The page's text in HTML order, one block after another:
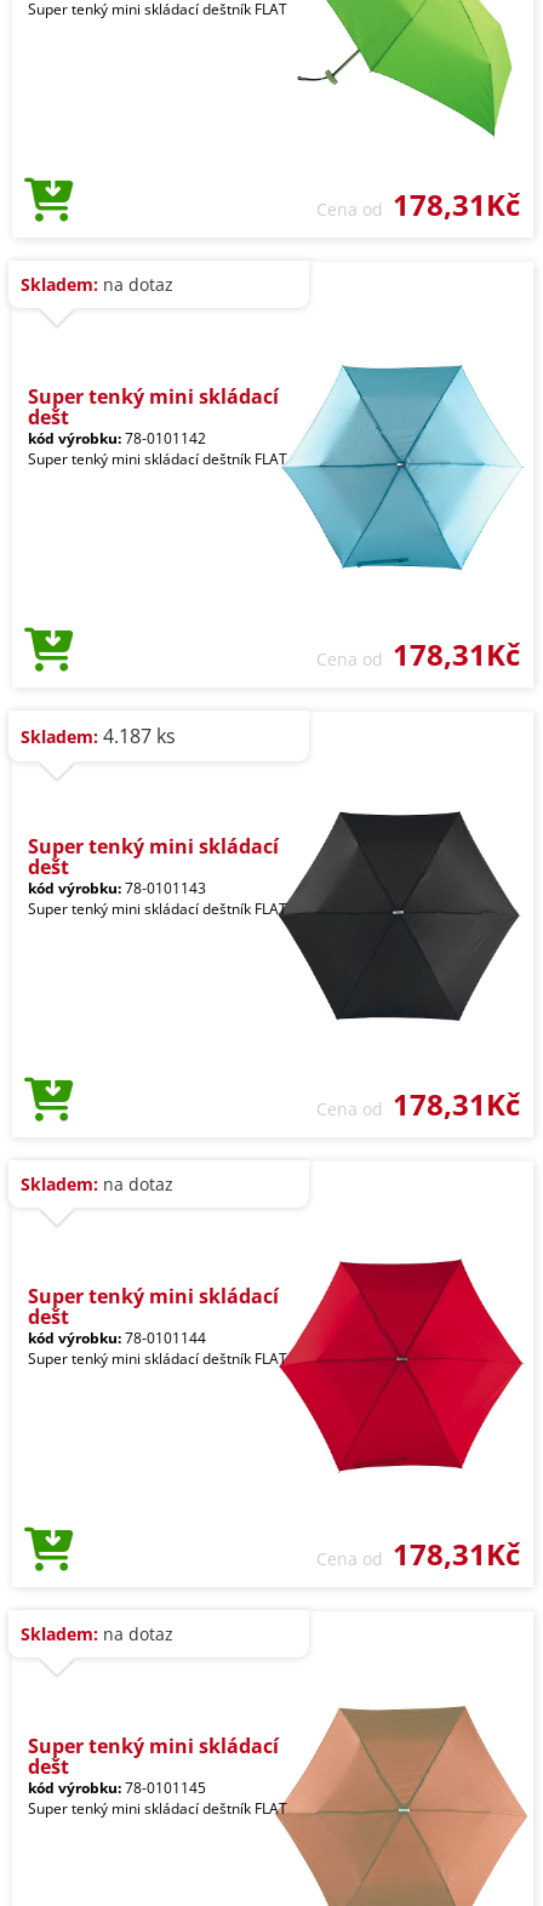
Super tenký mini skládací deštník FLAT
Cena od 178,31Kč
Skladem: na dotaz
Super tenký mini skládací
dešt
kód výrobku:78-0101142
Super tenký mini skládací deštník FLAT
Cena od 178,31Kč
Skladem: 4.187 ks
Super tenký mini skládací
dešt
kód výrobku:78-0101143
Super tenký mini skládací deštník FLAT
Cena od 178,31Kč
Skladem: na dotaz
Super tenký mini skládací
dešt
kód výrobku:78-0101144
Super tenký mini skládací deštník FLAT
Cena od 178,31Kč
Skladem: na dotaz
Super tenký mini skládací
dešt
kód výrobku:78-0101145
Super tenký mini skládací deštník FLAT